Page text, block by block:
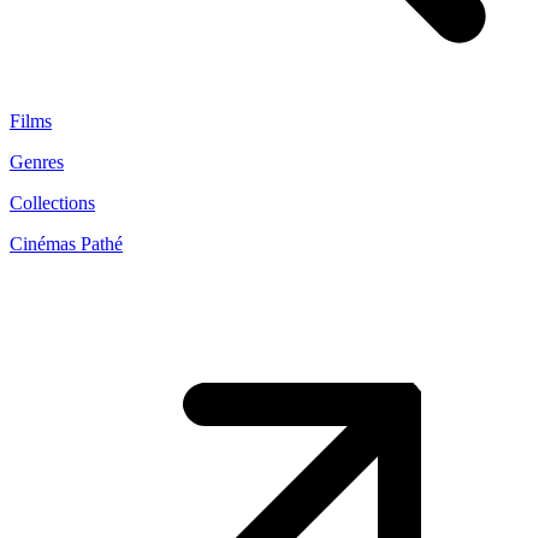
Films
Genres
Collections
Cinémas Pathé